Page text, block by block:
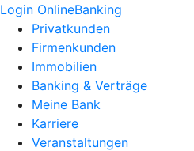
Login OnlineBanking
Privatkunden
Firmenkunden
Immobilien
Banking & Verträge
Meine Bank
Karriere
Veranstaltungen